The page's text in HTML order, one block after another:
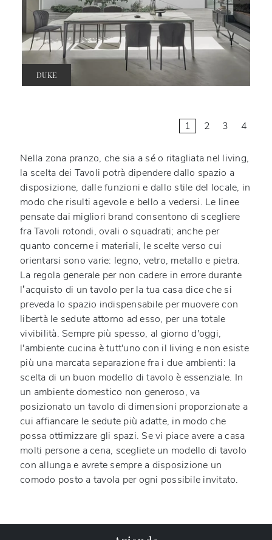
DUKE
1 2 3 4
Nella zona pranzo, che sia a sé o ritagliata nel living,
la scelta dei Tavoli potrà dipendere dallo spazio a
disposizione, dalle funzioni e dallo stile del locale, in
modo che risulti agevole e bello a vedersi. Le linee
pensate dai migliori brand consentono di scegliere
fra Tavoli rotondi, ovali o squadrati; anche per
quanto concerne i materiali, le scelte verso cui
orientarsi sono varie: legno, vetro, metallo e pietra.
La regola generale per non cadere in errore durante
l’acquisto di un tavolo per la tua casa dice che si
preveda lo spazio indispensabile per muovere con
libertà le sedute attorno ad esso, per una totale
vivibilità. Sempre più spesso, al giorno d'oggi,
l'ambiente cucina è tutt'uno con il living e non esiste
più una marcata separazione fra i due ambienti: la
scelta di un buon modello di tavolo è essenziale. In
un ambiente domestico non generoso, va
posizionato un tavolo di dimensioni proporzionate a
cui affiancare le sedute più adatte, in modo che
possa ottimizzare gli spazi. Se vi piace avere a casa
molti persone a cena, scegliete un modello di tavolo
con allunga e avrete sempre a disposizione un
comodo posto a tavola per ogni possibile invitato.